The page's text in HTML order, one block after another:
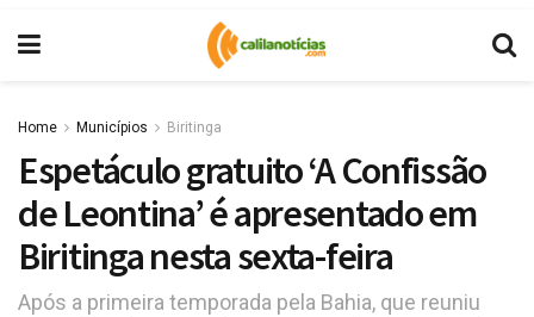
Home Municípios Biritinga
Espetáculo gratuito ‘A Confissão
de Leontina’ é apresentado em
Biritinga nesta sexta-feira
Após a primeira temporada pela Bahia, que reuniu